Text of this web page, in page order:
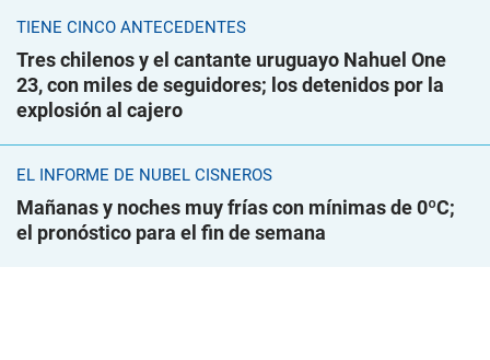
TIENE CINCO ANTECEDENTES
Tres chilenos y el cantante uruguayo Nahuel One
23, con miles de seguidores; los detenidos por la
explosión al cajero
EL INFORME DE NUBEL CISNEROS
Mañanas y noches muy frías con mínimas de 0ºC;
el pronóstico para el fin de semana